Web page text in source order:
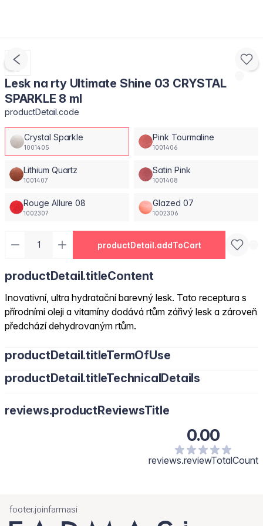
Lesk na rty Ultimate Shine 03 CRYSTAL
SPARKLE 8 ml
productDetail.code
Crystal Sparkle
1001405
Pink Tourmaline
1001406
Lithium Quartz
1001407
Satin Pink
1001408
Rouge Allure 08
1002307
Glazed 07
1002306
productDetail.addToCart
productDetail.titleContent
Inovativní, ultra hydratační barevný lesk. Tato receptura s
přírodními oleji a vitamíny dodává rtům zářivý lesk a zároveň
předchází dehydrovaným rtům.
productDetail.titleTermOfUse
productDetail.titleTechnicalDetails
reviews.productReviewsTitle
0.00
reviews.reviewTotalCount
footer.joinfarmasi